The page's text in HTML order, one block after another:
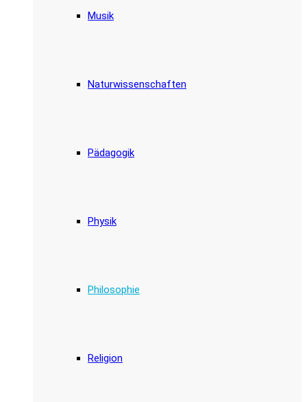
Musik
Naturwissenschaften
Pädagogik
Physik
Philosophie
Religion